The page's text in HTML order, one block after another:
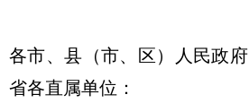
各市、县（市、区）人民政
省各直属单位：